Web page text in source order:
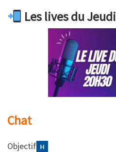
Les lives du Jeudi
Chat
Objectif